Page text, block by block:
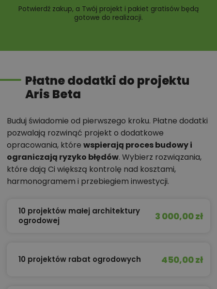
Potwierdź zakup, a Twój projekt i pakiet gratisów będą
gotowe do realizacji.
Płatne dodatki do projektu
Aris Beta
Buduj świadomie od pierwszego kroku. Płatne dodatki
pozwalają rozwinąć projekt o dodatkowe
opracowania, które wspierają proces budowy i
ograniczają ryzyko błędów. Wybierz rozwiązania,
które dają Ci większą kontrolę nad kosztami,
harmonogramem i przebiegiem inwestycji.
10 projektów małej architektury
ogrodowej
3 000,00 zł
10 projektów rabat ogrodowych 450,00 zł